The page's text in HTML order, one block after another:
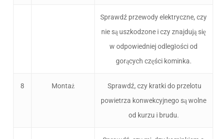
Sprawdź przewody elektryczne, czy
nie są uszkodzone i czy znajdują się
w odpowiedniej odległości od
gorących części kominka.
8 Montaż
Sprawdź, czy kratki do przelotu
powietrza konwekcyjnego są wolne
od kurzu i brudu.